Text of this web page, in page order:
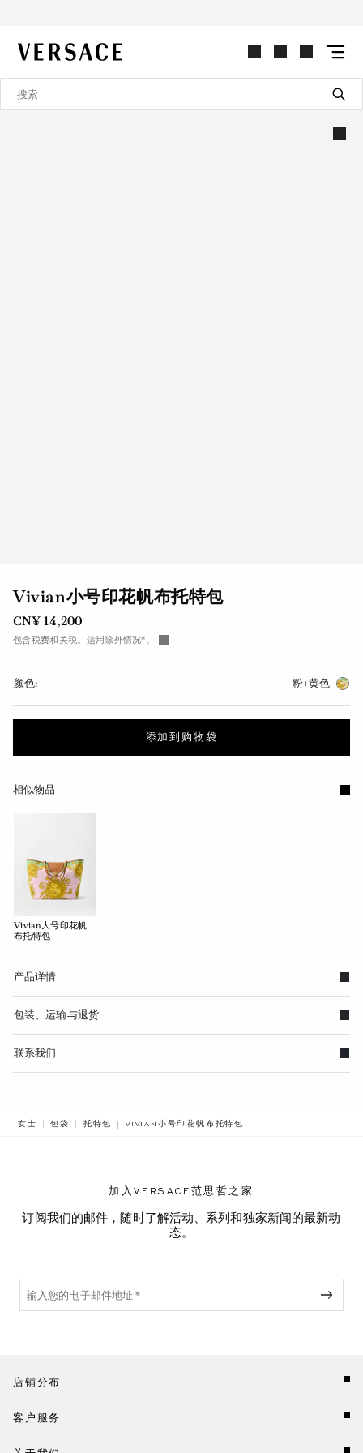
VERSACE | 主页
Vivian小号印花帆布托特包
CN¥ 14,200
包含税费和关税。适用除外情况*。
颜色: 粉+黄色
添加到购物袋
相似物品
Vivian大号印花帆
布托特包
产品详情
包装、运输与退货
联系我们
女士 包袋 托特包 BREADCRUMB.ADA.LABEL.CURRENT
VIVIAN小号印花帆布托特包
加入VERSACE范思哲之家
订阅我们的邮件，随时了解活动、系列和独家新闻的最新动
态。
店铺分布
客户服务